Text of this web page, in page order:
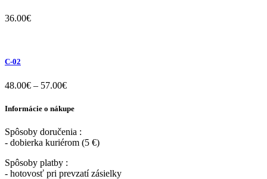
36.00€
C-02
48.00€ – 57.00€
Informácie o nákupe
Spôsoby doručenia :
- dobierka kuriérom (5 €)
Spôsoby platby :
- hotovosť pri prevzatí zásielky